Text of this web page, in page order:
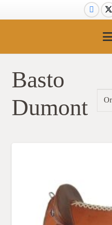
Basto
Dumont